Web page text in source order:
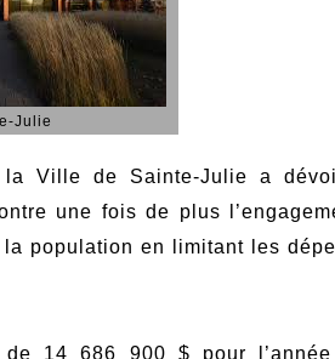
Julie
Ville de Sainte-Julie a
une fois de plus
population en limitant les
de 14 686 900 $ pour